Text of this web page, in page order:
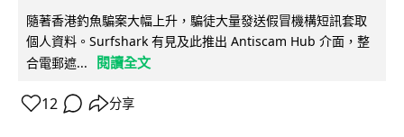
隨著香港釣魚騙案大幅上升，騙徒大量發送假冒機構短訊套取
個人資料。Surfshark 有見及此推出 Antiscam Hub 介面，整
合電郵遮...
閱讀全文
12 分享